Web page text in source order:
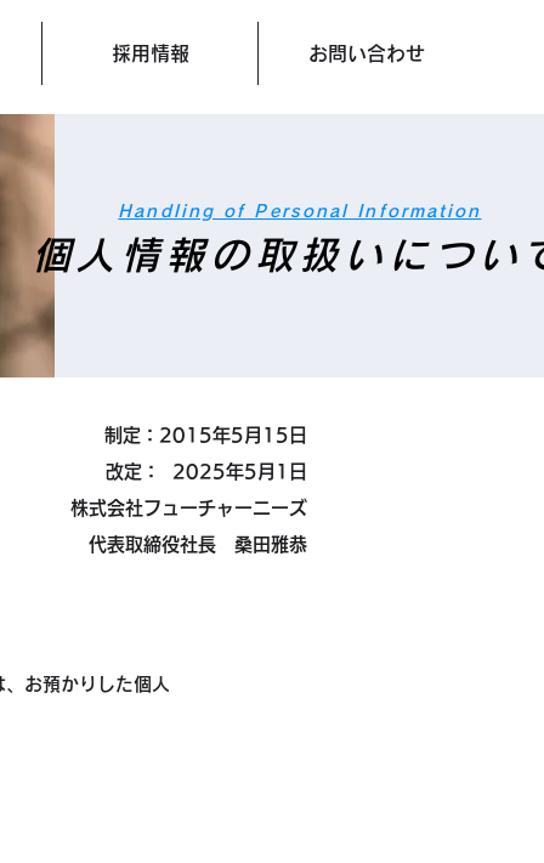
採用情報 お問い合わせ
Handling of Personal Information
個人情報の取扱いについ
制定：2015年5月15日
改定： 2025年5月1日
株式会社フューチャーニーズ
​代表取締役社長 桑田雅恭
お預かりした個人